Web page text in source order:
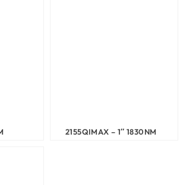
2155QIMAX – 1″ 1830NM